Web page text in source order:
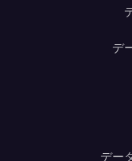
デ
デー